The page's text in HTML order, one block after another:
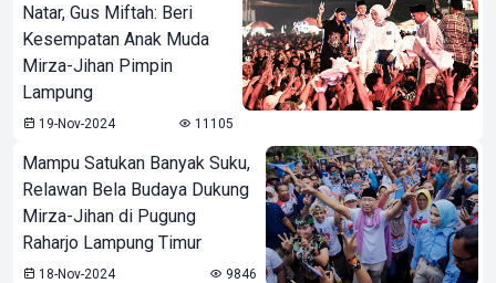
Natar, Gus Miftah: Beri
Kesempatan Anak Muda
Mirza-Jihan Pimpin
Lampung
19-Nov-2024 11105
Mampu Satukan Banyak Suku,
Relawan Bela Budaya Dukung
Mirza-Jihan di Pugung
Raharjo Lampung Timur
18-Nov-2024 9846